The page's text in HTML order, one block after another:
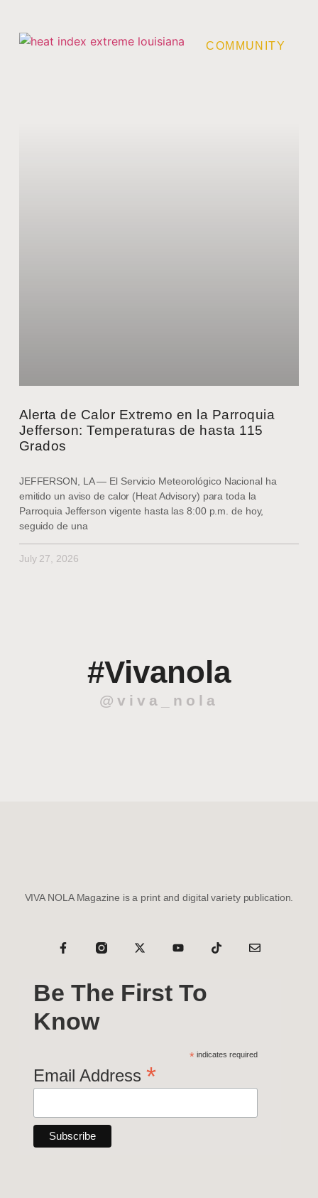
COMMUNITY
Alerta de Calor Extremo en la Parroquia
Jefferson: Temperaturas de hasta 115
Grados
JEFFERSON, LA — El Servicio Meteorológico Nacional ha
emitido un aviso de calor (Heat Advisory) para toda la
Parroquia Jefferson vigente hasta las 8:00 p.m. de hoy,
seguido de una
July 27, 2026
#Vivanola
@viva_nola
VIVA NOLA Magazine is a print and digital variety publication.
Be The First To
Know
* indicates required
Email Address *